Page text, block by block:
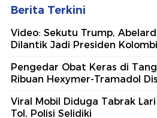
Berita Terkini
Video: Sekutu Trump,
Dilantik Jadi Presiden
Pengedar Obat Keras di
Ribuan Hexymer-Tramadol
Viral Mobil Diduga Tabrak
Tol, Polisi Selidiki